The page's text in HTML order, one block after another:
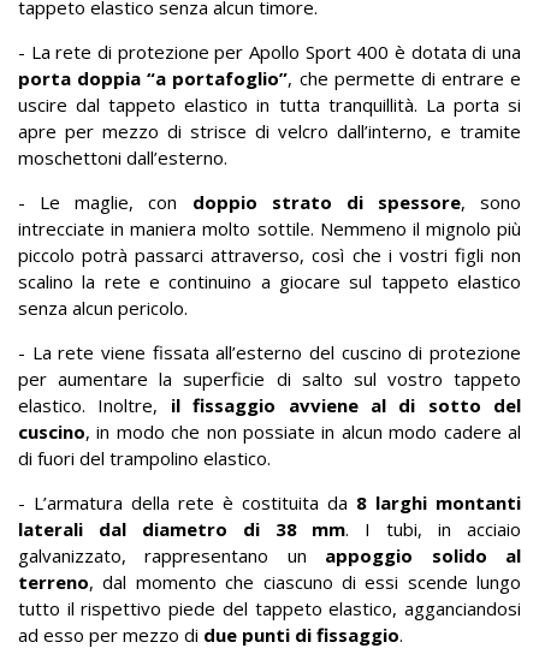
tappeto elastico senza alcun timore.
- La rete di protezione per Apollo Sport 400 è dotata di una
porta doppia “a portafoglio”, che permette di entrare e
uscire dal tappeto elastico in tutta tranquillità. La porta si
apre per mezzo di strisce di velcro dall’interno, e tramite
moschettoni dall’esterno.
- Le maglie, con doppio strato di spessore, sono
intrecciate in maniera molto sottile. Nemmeno il mignolo più
piccolo potrà passarci attraverso, così che i vostri figli non
scalino la rete e continuino a giocare sul tappeto elastico
senza alcun pericolo.
- La rete viene fissata all’esterno del cuscino di protezione
per aumentare la superficie di salto sul vostro tappeto
elastico. Inoltre, il fissaggio avviene al di sotto del
cuscino, in modo che non possiate in alcun modo cadere al
di fuori del trampolino elastico.
- L’armatura della rete è costituita da 8 larghi montanti
laterali dal diametro di 38 mm. I tubi, in acciaio
galvanizzato, rappresentano un appoggio solido al
terreno, dal momento che ciascuno di essi scende lungo
tutto il rispettivo piede del tappeto elastico, agganciandosi
ad esso per mezzo di due punti di fissaggio.